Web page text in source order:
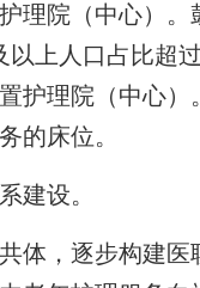
理院（中心）
以上人口占比超
护理院（中心
的床位。
建设。
，逐步构建医